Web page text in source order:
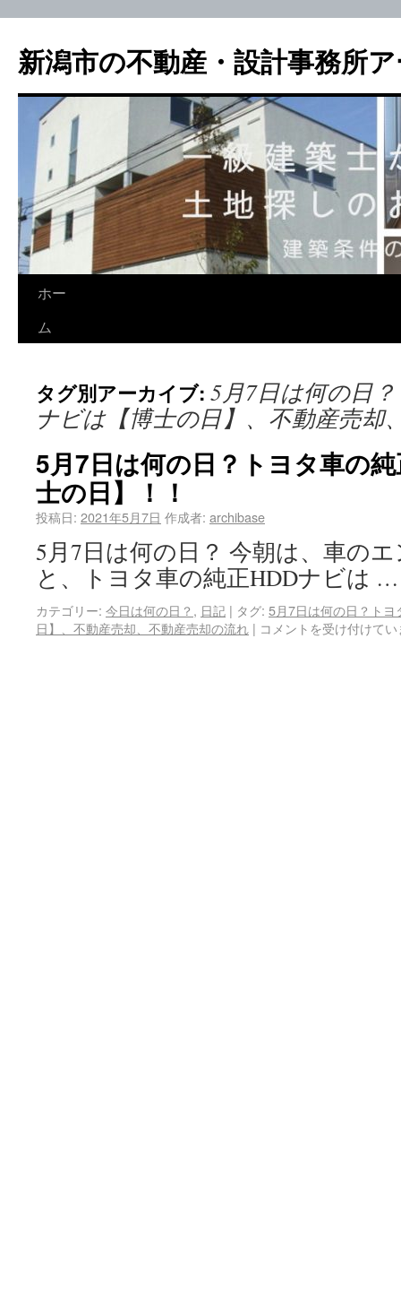
新潟市の不動産・設計事務所
ホー
ム
タグ別アーカイブ: 5月7日は何の日
ナビは【博士の日】、不動産売却
5月7日は何の日？トヨタ車の
士の日】！！
投稿日: 2021年5月7日 作成者: archibase
5月7日は何の日？ 今朝は、車の
と、トヨタ車の純正HDDナビは
カテゴリー: 今日は何の日？ , 日記 | タグ: 5月7日は何の日？ト
日】、不動産売却、不動産売却の流れ | コメントを受け付けて